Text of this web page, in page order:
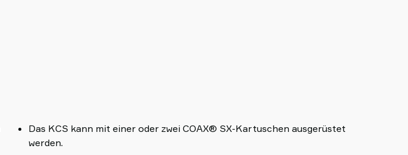
Das KCS kann mit einer oder zwei COAX® SX-Kartuschen ausgerüstet
werden.